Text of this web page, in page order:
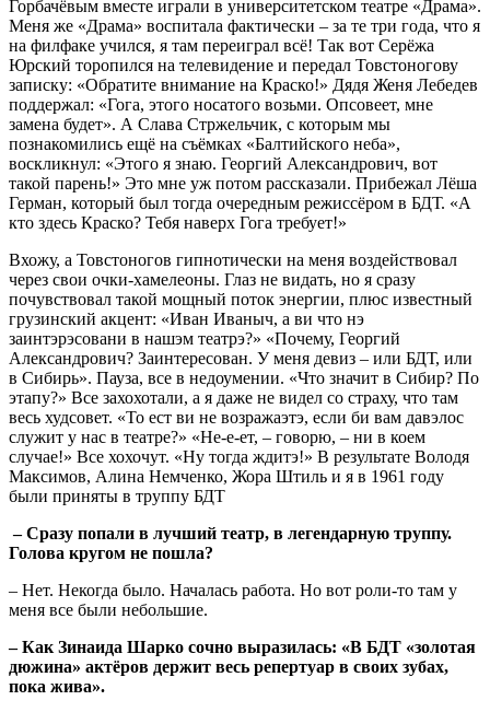
Горбачёвым вместе играли в университетском театре «Драма».
Меня же «Драма» воспитала фактически – за те три года, что я
на филфаке учился, я там переиграл всё! Так вот Серёжа
Юрский торопился на телевидение и передал Товстоногову
записку: «Обратите внимание на Краско!» Дядя Женя Лебедев
поддержал: «Гога, этого носатого возьми. Опсовеет, мне
замена будет». А Слава Стржельчик, с которым мы
познакомились ещё на съёмках «Балтийского неба»,
воскликнул: «Этого я знаю. Георгий Александрович, вот
такой парень!» Это мне уж потом рассказали. Прибежал Лёша
Герман, который был тогда очередным режиссёром в БДТ. «А
кто здесь Краско? Тебя наверх Гога требует!»
Вхожу, а Товстоногов гипнотически на меня воздействовал
через свои очки-хамелеоны. Глаз не видать, но я сразу
почувствовал такой мощный поток энергии, плюс известный
грузинский акцент: «Иван Иваныч, а ви что нэ
заинтэрэсовани в нашэм театрэ?» «Почему, Георгий
Александрович? Заинтересован. У меня девиз – или БДТ, или
в Сибирь». Пауза, все в недоумении. «Что значит в Сибир? По
этапу?» Все захохотали, а я даже не видел со страху, что там
весь худсовет. «То ест ви не возражаэтэ, если би вам давэлос
служит у нас в театре?» «Не-е-ет, – говорю, – ни в коем
случае!» Все хохочут. «Ну тогда ждитэ!» В результате Володя
Максимов, Алина Немченко, Жора Штиль и я в 1961 году
были приняты в труппу БДТ
– Сразу попали в лучший театр, в легендарную труппу.
Голова кругом не пошла?
– Нет. Некогда было. Началась работа. Но вот роли-то там у
меня все были небольшие.
– Как Зинаида Шарко сочно выразилась: «В БДТ «золотая
дюжина» актёров держит весь репертуар в своих зубах,
пока жива».